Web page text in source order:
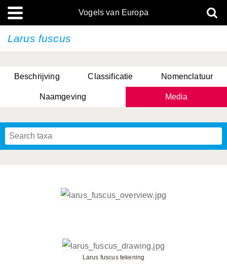
Vogels van Europa
Larus fuscus
Beschrijving Classificatie Nomenclatuur
Naamgeving Media
Larus fuscus tekening